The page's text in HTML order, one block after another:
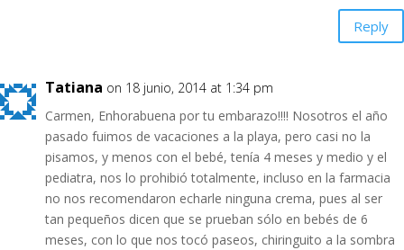
Reply
Tatiana on 18 junio, 2014 at 1:34 pm
Carmen, Enhorabuena por tu embarazo!!!! Nosotros el año
pasado fuimos de vacaciones a la playa, pero casi no la
pisamos, y menos con el bebé, tenía 4 meses y medio y el
pediatra, nos lo prohibió totalmente, incluso en la farmacia
no nos recomendaron echarle ninguna crema, pues al ser
tan pequeños dicen que se prueban sólo en bebés de 6
meses, con lo que nos tocó paseos, chiringuito a la sombra